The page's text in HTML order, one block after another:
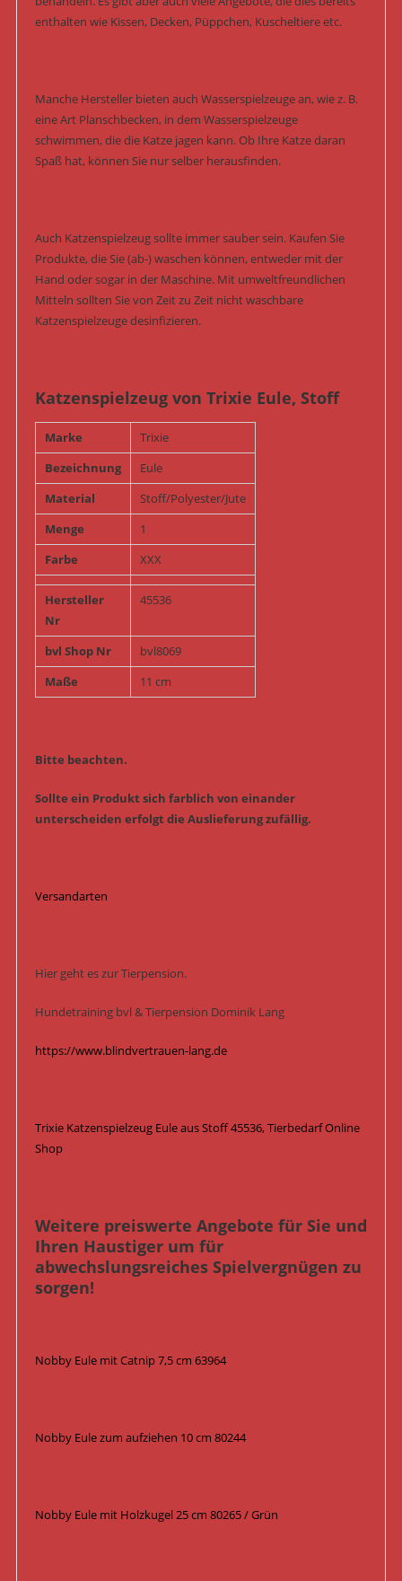
enthalten wie Kissen, Decken, Püppchen, Kuscheltiere etc.
Manche Hersteller bieten auch Wasserspielzeuge an, wie z. B.
eine Art Planschbecken, in dem Wasserspielzeuge
schwimmen, die die Katze jagen kann. Ob Ihre Katze daran
Spaß hat, können Sie nur selber herausfinden.
Auch Katzenspielzeug sollte immer sauber sein. Kaufen Sie
Produkte, die Sie (ab-) waschen können, entweder mit der
Hand oder sogar in der Maschine. Mit umweltfreundlichen
Mitteln sollten Sie von Zeit zu Zeit nicht waschbare
Katzenspielzeuge desinfizieren.
Katzenspielzeug von Trixie Eule, Stoff
Marke
Trixie
Bezeichnung
Eule
Material
Stoff/Polyester/Jute
Menge
1
Farbe
XXX
Hersteller
Nr
45536
bvl Shop Nr
bvl8069
Maße
11 cm
Bitte beachten.
Sollte ein Produkt sich farblich von einander
unterscheiden erfolgt die Auslieferung zufällig.
Versandarten
Hier geht es zur Tierpension.
Hundetraining bvl & Tierpension Dominik Lang
https://www.blindvertrauen-lang.de
Trixie Katzenspielzeug Eule aus Stoff 45536, Tierbedarf Online
Shop
Weitere preiswerte Angebote für Sie und
Ihren Haustiger um für
abwechslungsreiches Spielvergnügen zu
sorgen!
Nobby Eule mit Catnip 7,5 cm 63964
Nobby Eule zum aufziehen 10 cm 80244
Nobby Eule mit Holzkugel 25 cm 80265 / Grün